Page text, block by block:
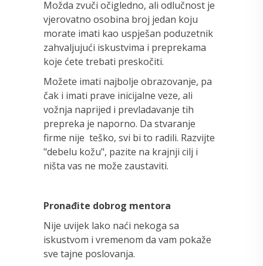
Možda zvuči očigledno, ali odlučnost je
vjerovatno osobina broj jedan koju
morate imati kao uspješan poduzetnik
zahvaljujući iskustvima i preprekama
koje ćete trebati preskočiti.
Možete imati najbolje obrazovanje, pa
čak i imati prave inicijalne veze, ali
vožnja naprijed i prevladavanje tih
prepreka je naporno. Da stvaranje
firme nije teško, svi bi to radili. Razvijte
"debelu kožu", pazite na krajnji cilj i
ništa vas ne može zaustaviti.
Pronađite dobrog mentora
Nije uvijek lako naći nekoga sa
iskustvom i vremenom da vam pokaže
sve tajne poslovanja.